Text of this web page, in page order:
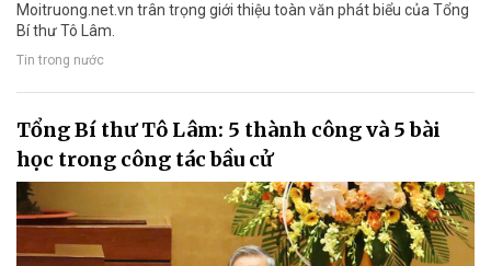
Moitruong.net.vn trân trọng giới thiệu toàn văn phát biểu của Tổng
Bí thư Tô Lâm.
Tin trong nước
Tổng Bí thư Tô Lâm: 5 thành công và 5 bài
học trong công tác bầu cử